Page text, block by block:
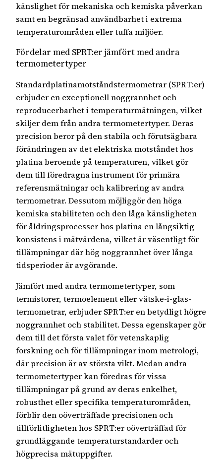
känslighet för mekaniska och kemiska påverkan
samt en begränsad användbarhet i extrema
temperaturområden eller tuffa miljöer.
Fördelar med SPRT:er jämfört med andra
termometertyper
Standardplatinamotståndstermometrar (SPRT:er)
erbjuder en exceptionell noggrannhet och
reproducerbarhet i temperaturmätningen, vilket
skiljer dem från andra termometertyper. Deras
precision beror på den stabila och förutsägbara
förändringen av det elektriska motståndet hos
platina beroende på temperaturen, vilket gör
dem till föredragna instrument för primära
referensmätningar och kalibrering av andra
termometrar. Dessutom möjliggör den höga
kemiska stabiliteten och den låga känsligheten
för åldringsprocesser hos platina en långsiktig
konsistens i mätvärdena, vilket är väsentligt för
tillämpningar där hög noggrannhet över långa
tidsperioder är avgörande.
Jämfört med andra termometertyper, som
termistorer, termoelement eller vätske-i-glas-
termometrar, erbjuder SPRT:er en betydligt högre
noggrannhet och stabilitet. Dessa egenskaper gör
dem till det första valet för vetenskaplig
forskning och för tillämpningar inom metrologi,
där precision är av största vikt. Medan andra
termometertyper kan föredras för vissa
tillämpningar på grund av deras enkelhet,
robusthet eller specifika temperaturområden,
förblir den oöverträffade precisionen och
tillförlitligheten hos SPRT:er oöverträffad för
grundläggande temperaturstandarder och
högprecisa mätuppgifter.